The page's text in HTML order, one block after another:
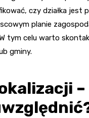
czy działka jest
planie
tym celu warto
gminy.
–